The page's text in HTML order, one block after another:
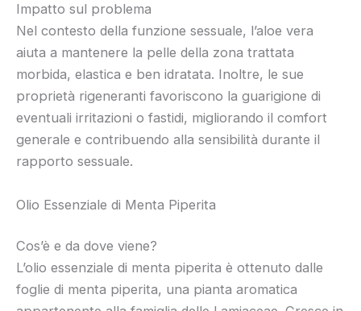
Impatto sul problema
Nel contesto della funzione sessuale, l’aloe vera
aiuta a mantenere la pelle della zona trattata
morbida, elastica e ben idratata. Inoltre, le sue
proprietà rigeneranti favoriscono la guarigione di
eventuali irritazioni o fastidi, migliorando il comfort
generale e contribuendo alla sensibilità durante il
rapporto sessuale.
Olio Essenziale di Menta Piperita
Cos’è e da dove viene?
L’olio essenziale di menta piperita è ottenuto dalle
foglie di menta piperita, una pianta aromatica